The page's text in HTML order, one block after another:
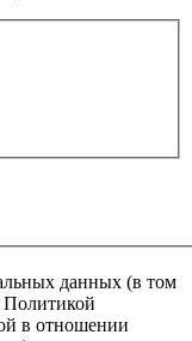
данных (в том
Политикой
в отношении